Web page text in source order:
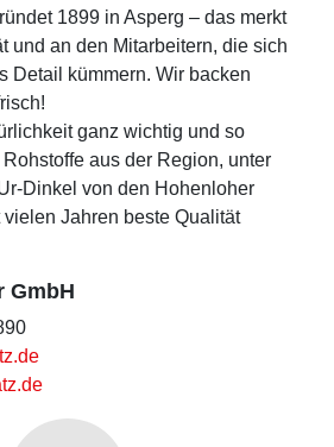
1899 in Asperg – das merkt
und an den Mitarbeitern, die sich
Detail kümmern. Wir backen
ganz wichtig und so
aus der Region, unter
Dinkel von den Hohenloher
Jahren beste Qualität
GmbH